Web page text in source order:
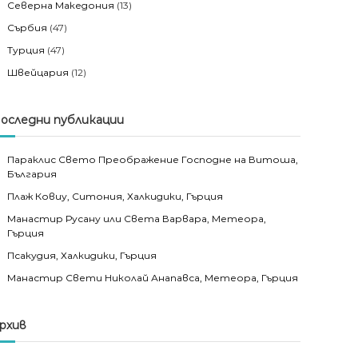
Северна Македония (13)
Сърбия (47)
Турция (47)
Швейцария (12)
публикации
Параклис Свето Преображение Господне на Витоша,
България
Плаж Ковиу, Ситония, Халкидики, Гърция
Манастир Русану или Света Варвара, Метеора,
Гърция
Псакудия, Халкидики, Гърция
Манастир Свети Николай Анапавса, Метеора, Гърция